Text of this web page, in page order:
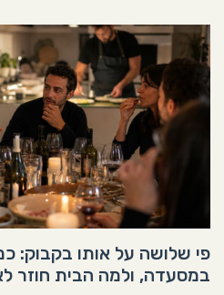
פי שלושה על אותו בקבוק:
במסעדה, ולמה הבית חוזר